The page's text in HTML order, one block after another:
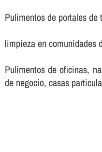
Pulimentos de portales de
limpieza en comunidades
Pulimentos de oficinas,
de negocio, casas